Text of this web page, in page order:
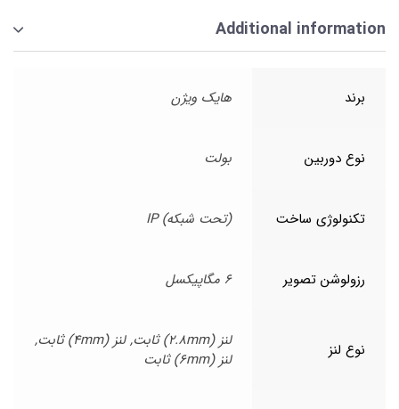
Additional information
برند هایک ویژن
نوع دوربین بولت
تکنولوژی ساخت (تحت شبکه) IP
رزولوشن تصویر 6 مگاپیکسل
نوع لنز
لنز (2.8mm) ثابت, لنز (4mm) ثابت,
لنز (6mm) ثابت